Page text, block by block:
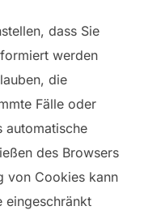
dass Sie
werden
die
Fälle oder
automatische
des Browsers
von Cookies kann
eingeschränkt